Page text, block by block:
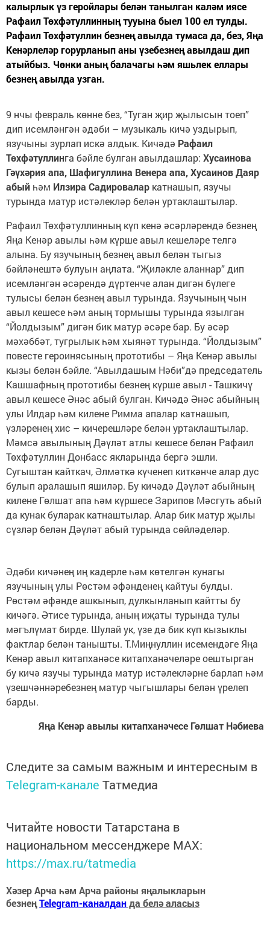
калырлык үз геройлары белән танылган каләм иясе
Рафаил Төхфәтуллинның тууына быел 100 ел тулды.
Рафаил Төхфәтуллин безнең авылда тумаса да, без, Яңа
Кенәрлеләр горурланып аны үзебезнең авылдаш дип
атыйбыз. Чөнки аның балачагы һәм яшьлек еллары
безнең авылда узган.
9 нчы февраль көнне без, “Туган җир җылысын тоеп”
дип исемләнгән әдәби – музыкаль кичә уздырып,
язучыны зурлап искә алдык. Кичәдә Рафаил
Төхфәтуллинга бәйле булган авылдашлар: Хусаинова
Гәүхәрия апа, Шафигуллина Венера апа, Хусаинов Даяр
абый һәм Илзира Садировалар катнашып, язучы
турында матур истәлекләр белән уртаклаштылар.
Рафаил Төхфәтуллинның күп кенә әсәрләрендә безнең
Яңа Кенәр авылы һәм күрше авыл кешеләре телгә
алына. Бу язучының безнең авыл белән тыгыз
бәйләнештә булуын аңлата. “Җиләкле аланнар” дип
исемләнгән әсәрендә дүртенче алан дигән бүлеге
тулысы белән безнең авыл турында. Язучының чын
авыл кешесе һәм аның тормышы турында язылган
“Йолдызым” дигән бик матур әсәре бар. Бу әсәр
мәхәббәт, тугрылык һәм хыянәт турында. “Йолдызым”
повесте героинясының прототибы – Яңа Кенәр авылы
кызы белән бәйле. “Авылдашым Нәби”дә председатель
Кашшафның прототибы безнең күрше авыл - Ташкичү
авыл кешесе Әнәс абый булган. Кичәдә Әнәс абыйның
улы Илдар һәм килене Римма апалар катнашып,
үзләренең хис – кичерешләре белән уртаклаштылар.
Мәмсә авылының Дәүләт атлы кешесе белән Рафаил
Төхфәтуллин Донбасс якларында бергә эшли.
Сугыштан кайткач, Әлмәткә күченеп киткәнче алар дус
булып аралашып яшиләр. Бу кичәдә Дәүләт абыйның
килене Гөлшат апа һәм күршесе Зарипов Мәсгуть абый
да кунак буларак катнаштылар. Алар бик матур җылы
сүзләр белән Дәүләт абый турында сөйләделәр.
Әдәби кичәнең иң кадерле һәм көтелгән кунагы
язучының улы Рөстәм әфәнденең кайтуы булды.
Рөстәм әфәнде ашкынып, дулкынланып кайтты бу
кичәгә. Әтисе турында, аның иҗаты турында тулы
мәгълүмат бирде. Шулай ук, үзе дә бик күп кызыклы
фактлар белән танышты. Т.Миңнуллин исемендәге Яңа
Кенәр авыл китапханәсе китапханәчеләре оештырган
бу кичә язучы турында матур истәлекләрне барлап һәм
үзешчәннәребезнең матур чыгышлары белән үрелеп
барды.
Яңа Кенәр авылы китапханәчесе Гөлшат Нәбиева
Следите за самым важным и интересным в
Telegram-канале Татмедиа
Читайте новости Татарстана в
национальном мессенджере MАХ:
https://max.ru/tatmedia
Хәзер Арча һәм Арча районы яңалыкларын
безнеңTelegram-каналданда белә аласыз